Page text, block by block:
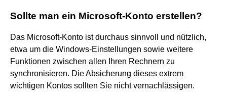
Sollte man ein Microsoft-Konto erstellen?
Das Microsoft-Konto ist durchaus sinnvoll und nützlich,
etwa um die Windows-Einstellungen sowie weitere
Funktionen zwischen allen Ihren Rechnern zu
synchronisieren. Die Absicherung dieses extrem
wichtigen Kontos sollten Sie nicht vernachlässigen.